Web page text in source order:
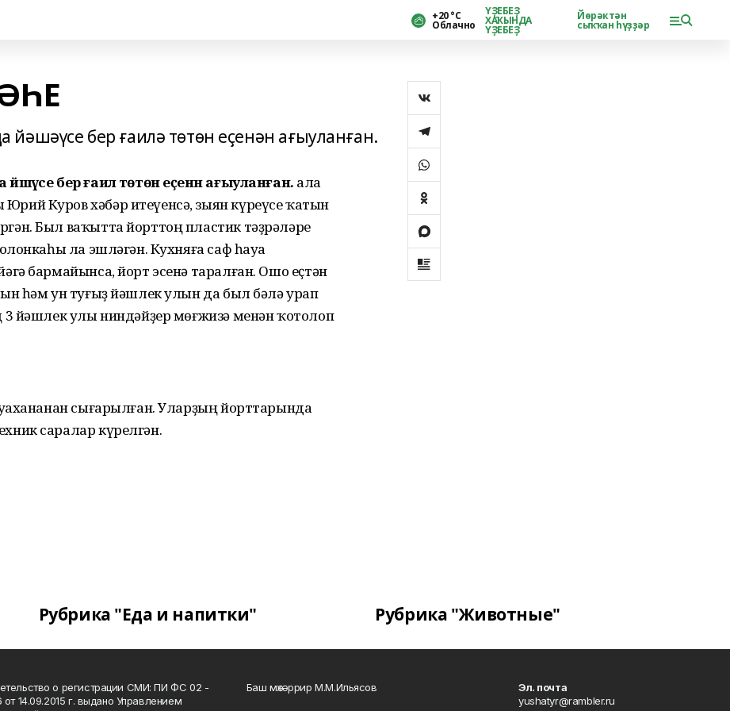
+20 °С
Облачно
ҮҘЕБЕҘ
ХАҠЫНДА
ҮҘЕБЕҘ
Йөрәктән
сыҡҡан һүҙҙәр
йәшәүсе бер ғаилә төтөн еҫенән ағыуланған.
бер ғаилә төтөн еҫенән ағыуланған. Ҡала
Куров хәбәр итеүенсә, зыян күреүсе ҡатын
Был ваҡытта йорттоң пластик тәҙрәләре
ла эшләгән. Кухняға саф һауа
бармайынса, йорт эсенә таралған. Ошо еҫтән
һәм ун туғыҙ йәшлек улын да был бәлә урап
3 йәшлек улы ниндәйҙер мөғжизә менән ҡотолоп
сығарылған. Уларҙың йорттарында
саралар күрелгән.
Рубрика "Еда и напитки" Рубрика "Животные"
о регистрации СМИ: ПИ ФС 02 -
от 14.09.2015 г. выдано Управлением
Баш мөхәррир М.М.Ильясов
Эл. почта
yushatyr@rambler.ru